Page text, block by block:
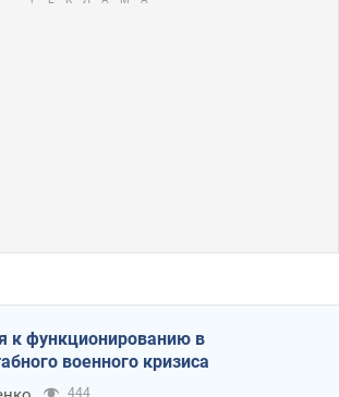
к функционированию в
военного кризиса
444